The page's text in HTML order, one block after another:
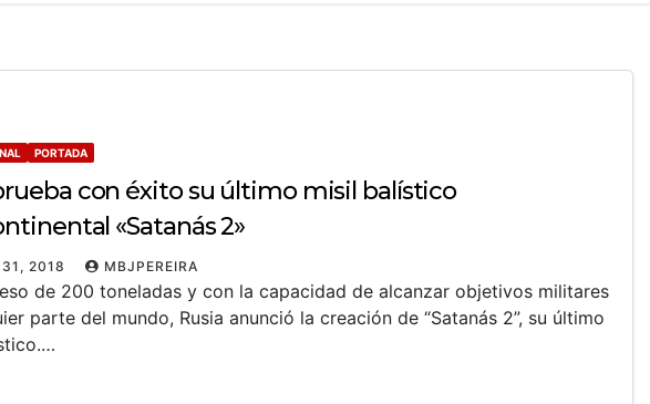
PORTADA
con éxito su último misil balístico
«Satanás 2»
31, 2018 MBJPEREIRA
de 200 toneladas y con la capacidad de alcanzar objetivos militares
parte del mundo, Rusia anunció la creación de “Satanás 2”, su último